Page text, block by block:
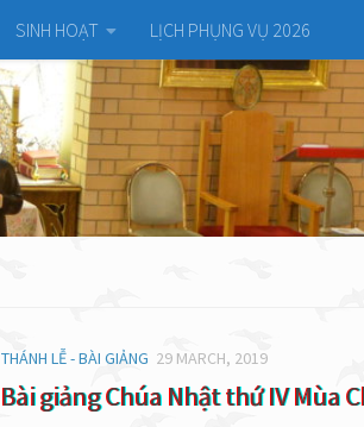
SINH HOẠT LỊCH PHỤNG VỤ 2026
THÁNH LỄ - BÀI GIẢNG 29 MARCH, 2019
Bài giảng Chúa Nhật thứ IV Mùa